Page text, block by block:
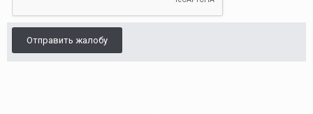
Отправить жалобу